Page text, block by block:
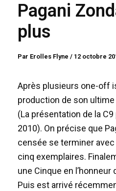
Pagani
plus
Par Erolles Flyne / 12 octobre
Après plusieurs one-off
production de son
(La présentation de la C9
2010). On précise que
censée se terminer avec
cinq exemplaires.
une Cinque en l’honneur
Puis est arrivé